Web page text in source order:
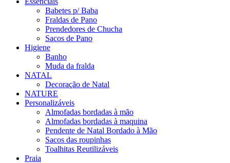
Babetes p/ Baba
Fraldas de Pano
Prendedores de Chucha
Sacos de Pano
Higiene
Banho
Muda da fralda
NATAL
Decoração de Natal
NATURE
Personalizáveis
Almofadas bordadas à mão
Almofadas bordadas à maquina
Pendente de Natal Bordado à Mão
Sacos das roupinhas
Toalhitas Reutilizáveis
Praia